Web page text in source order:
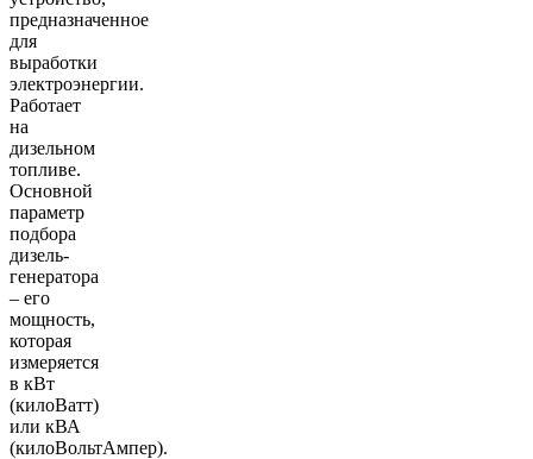
предназначенное
для
выработки
электроэнергии.
Работает
на
дизельном
топливе.
Основной
параметр
подбора
дизель-
генератора
– его
мощность,
которая
измеряется
в кВт
(килоВатт)
или кВА
(килоВольтАмпер).